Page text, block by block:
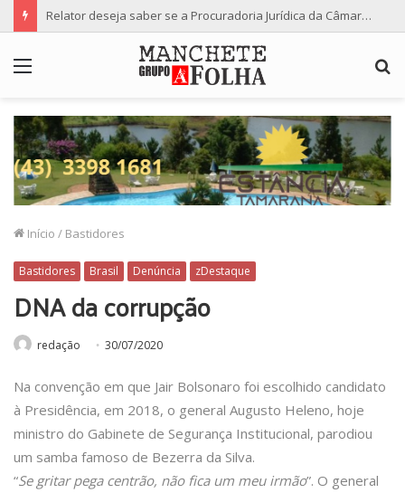
Relator deseja saber se a Procuradoria Jurídica da Câmara de Maringá deu orientação institucional ao denunciante
Início / Bastidores
Bastidores Brasil Denúncia zDestaque
DNA da corrupção
redação 30/07/2020
Na convenção em que Jair Bolsonaro foi escolhido candidato
à Presidência, em 2018, o general Augusto Heleno, hoje
ministro do Gabinete de Segurança Institucional, parodiou
um samba famoso de Bezerra da Silva.
“Se gritar pega centrão, não fica um meu irmão”. O general